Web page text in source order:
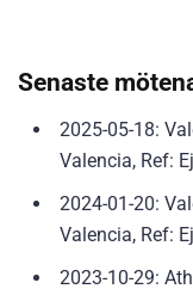
Senaste
2025-05-18:
Valencia, Ref:
2024-01-20:
Valencia, Ref:
2023-10-29: